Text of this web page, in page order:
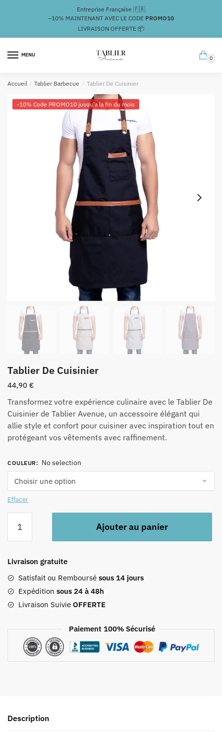
navigation
Entreprise Française 🇫🇷
–10% MAINTENANT AVEC LE CODE PROMO10
LIVRAISON OFFERTE 📦
MENU
0
Accueil / Tablier Barbecue / Tablier De Cuisinier
-10% Code PROMO10 jusqu'a la fin du mois
Tablier De Cuisinier
44,90 €
Transformez votre expérience culinaire avec le Tablier De
Cuisinier de Tablier Avenue, un accessoire élégant qui
allie style et confort pour cuisiner avec inspiration tout en
protégeant vos vêtements avec raffinement.
COULEUR: No selection
Effacer
Tablier
Cuisinier
Ajouter au panier
Livraison gratuite
Satisfait ou Remboursé sous 14 jours
Expédition sous 24 à 48h
Livraison Suivie OFFERTE
Paiement 100% Sécurisé
Description